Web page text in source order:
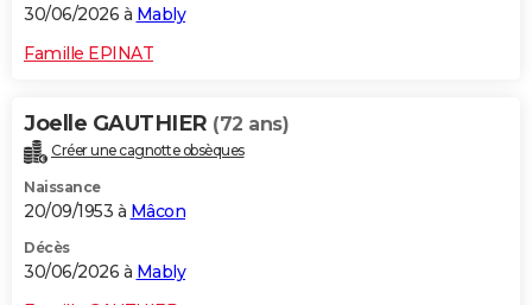
30/06/2026 à Mably
Famille EPINAT
Joelle GAUTHIER (72 ans)
Créer une cagnotte obsèques
Naissance
20/09/1953 à Mâcon
Décès
30/06/2026 à Mably